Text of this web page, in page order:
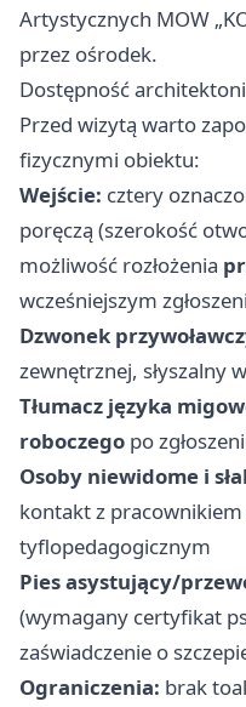
Artystycznych MOW
przez ośrodek.
Dostępność
Przed wizytą warto
fizycznymi obiektu:
Wejście: cztery
poręczą (szerokość
możliwość rozłożenia
wcześniejszym
Dzwonek
zewnętrznej, słyszalny
Tłumacz języka
roboczego po
Osoby niewidome i
kontakt z pracownikiem
tyflopedagogicznym
Pies asystujący/
(wymagany certyfikat
zaświadczenie o
Ograniczenia: brak